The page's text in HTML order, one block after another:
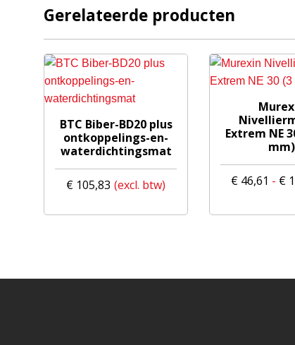
Gerelateerde producten
BTC Biber-BD20 plus
ontkoppelings-en-
waterdichtingsmat
€ 105,83
product
heeft
variaties.
Deze
Extrem NE
mm)
€ 46,61 - €